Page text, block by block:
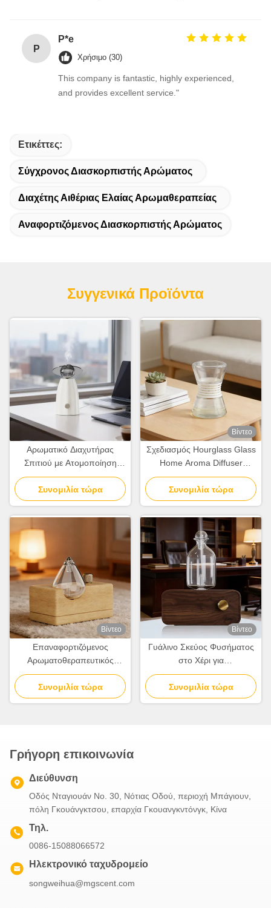
P
P*e
Χρήσιμο (30)
This company is fantastic, highly experienced,
and provides excellent service."
Ετικέττες:
Σύγχρονος Διασκορπιστής Αρώματος
Διαχέτης Αιθέριας Ελαίας Αρωμαθεραπείας
Αναφορτιζόμενος Διασκορπιστής Αρώματος
Συγγενικά Προϊόντα
Αρωματικό Διαχυτήρας
Σπιτιού με Ατομοποίηση
Χωρίς Νερό Μοντέρνος
Μινιμαλιστικός Αρωματικός
Διαχυτήρας
Συνομιλία τώρα
Βίντεο
Σχεδιασμός Hourglass Glass
Home Aroma Diffuser
Λευκός Διασκορπιστής
Αρώματος Γραφείου
Συνομιλία τώρα
Βίντεο
Επαναφορτιζόμενος
Αρωματοθεραπευτικός
Διαχυτής Οικιακής Χρήσης
100κ.μ. Κάλυψη Με
Ανεξάρτητο Έλεγχο
Συνομιλία τώρα
Βίντεο
Γυάλινο Σκεύος Φυσήματος
στο Χέρι για
Αρωματοθεραπεία με
Διατήρηση Φυσικής Υφής
Ξύλου
Συνομιλία τώρα
Γρήγορη επικοινωνία
Διεύθυνση
Οδός Νταγιουάν Νο. 30, Νότιας Οδού, περιοχή Μπάγιουν,
πόλη Γκουάνγκτσου, επαρχία Γκουανγκντόνγκ, Κίνα
Τηλ.
0086-15088066572
Ηλεκτρονικό ταχυδρομείο
songweihua@mgscent.com